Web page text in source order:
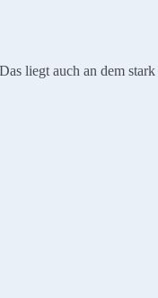
liegt auch an dem stark